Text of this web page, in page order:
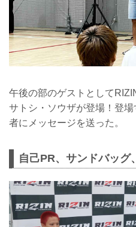
午後の部のゲストとして
サトシ・ソウザが登場！登
者にメッセージを送った。
自己PR、サンドバッグ